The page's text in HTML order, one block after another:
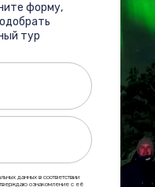
форму,
тур
данных в соответствии
ознакомление с её